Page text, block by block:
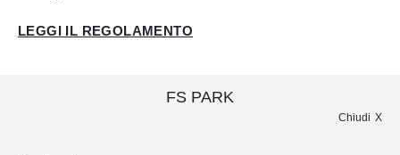
LEGGI IL REGOLAMENTO
FS PARK
Chiudi